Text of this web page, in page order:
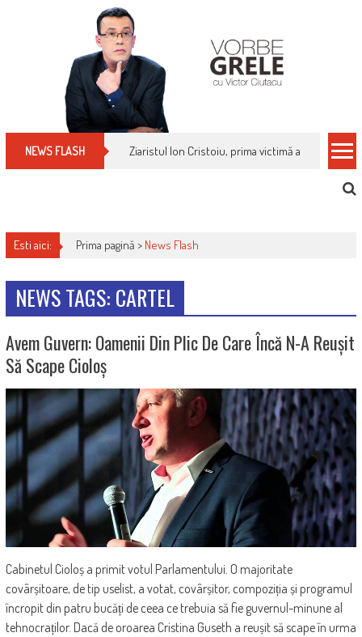
NEWS FLASH Ziaristul Ion Cristoiu, prima victimă a noi
Esti aici: Prima pagină > News Flash
NEWS TAGS: CARTEL
Avem Guvern: Oamenii Din Plic De Care Încă N-A Reușit
Să Scape Cioloș
Cabinetul Cioloș a primit votul Parlamentului. O majoritate
covârșitoare, de tip uselist, a votat, covârșitor, compoziția și programul
încropit din patru bucăți de ceea ce trebuia să fie guvernul-minune al
tehnocraților. Dacă de oroarea Cristina Guseth a reușit să scape în urma